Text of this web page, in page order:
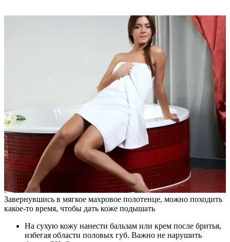
Завернувшись в мягкое махровое полотенце, можно походить
какое-то время, чтобы дать коже подышать
На сухую кожу нанести бальзам или крем после бритья,
избегая области половых губ. Важно не нарушить